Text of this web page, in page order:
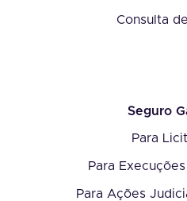
Consulta
Seguro
Para
Para
Para Ações